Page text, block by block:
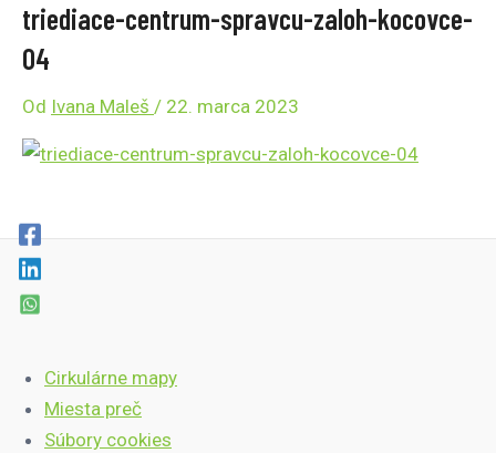
triediace-centrum-spravcu-zaloh-kocovce-
04
Od Ivana Maleš / 22. marca 2023
Cirkulárne mapy
Miesta preč
Súbory cookies